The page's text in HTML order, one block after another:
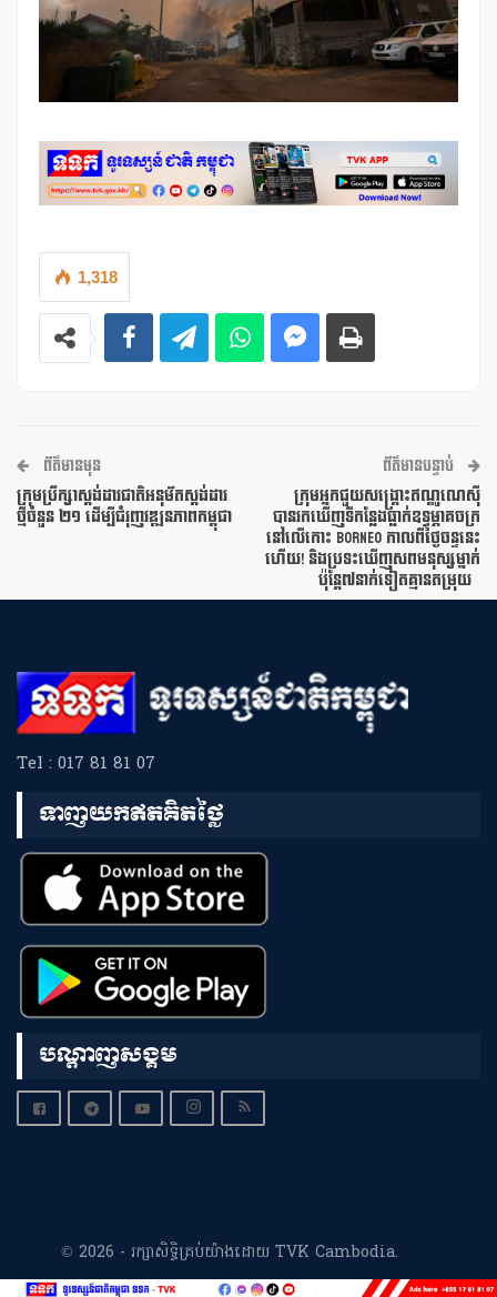
1,318
ព័ត៌មានមុន
ក្រុមប្រឹក្សាស្តង់ដារជាតិអនុម័តស្តង់ដារ
ថ្មីចំនួន ២១ ដើម្បីជំរុញវឌ្ឍនភាពកម្ពុជា
ព័ត៌មានបន្ទាប់
ក្រុមអ្នកជួយសង្គ្រោះឥណ្ឌូណេស៊ី
បានរកឃើញទីកន្លែងធ្លាក់ឧទ្ធម្ភាគចក្រ
នៅលើកោះ Borneo កាលពីថ្ងៃចន្ទនេះ
ហើយ! និងប្រទះឃើញសពមនុស្សម្នាក់
ប៉ុន្តែ៧នាក់ទៀតគ្មានតម្រុយ
Tel : 017 81 81 07
ទាញយកឥតគិតថ្លៃ
បណ្តាញសង្គម
© 2026 - រក្សាសិទ្ធិគ្រប់យ៉ាងដោយ TVK Cambodia.